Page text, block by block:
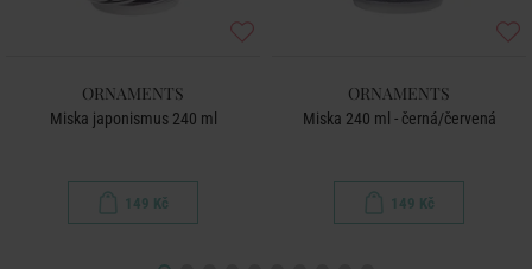
ORNAMENTS
Miska japonismus 240 ml
149 Kč
ORNAMENTS
Miska 240 ml - černá/červená
149 Kč